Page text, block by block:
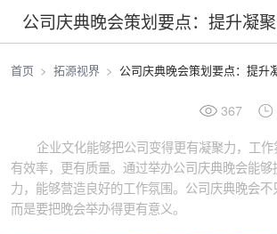
公司庆典晚会策划要点：提升凝
首页 拓源视界 公司庆典晚会策划要点：提升
367
企业文化能够把公司变得更有凝聚力，工
有效率，更有质量。通过举办公司庆典晚会能
力，能够营造良好的工作氛围。公司庆典晚会不
而是要把晚会举办得更有意义。